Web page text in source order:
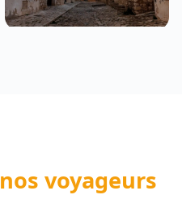
nos voyageurs